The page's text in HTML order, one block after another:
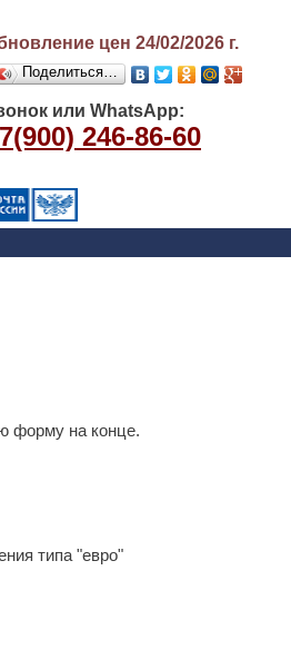
цен 24/02/2026 г.
Поделиться…
или WhatsApp:
246-86-60
форму на конце.
типа "евро"